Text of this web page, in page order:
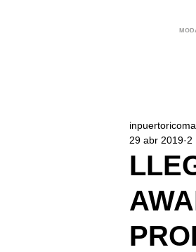
29 abr 2019 2